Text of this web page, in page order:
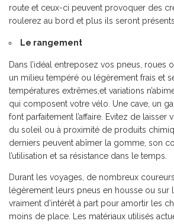
route et ceux-ci peuvent provoquer des
roulerez au bord et plus ils seront présents.
Le rangement
Dans l’idéal entreposez vos pneus, roues
un milieu tempéré ou légèrement frais et
températures extrêmes,et variations
qui composent votre vélo. Une cave, un
font parfaitement l’affaire. Evitez de laisser
du soleil ou à proximité de produits
derniers peuvent abîmer la gomme, son
l’utilisation et sa résistance dans le temps.
Durant les voyages, de nombreux
légèrement leurs pneus en housse ou sur
vraiment d’intérêt à part pour amortir les
moins de place. Les matériaux utilisés